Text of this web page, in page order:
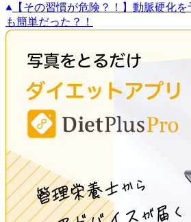
【その習慣が危険？！】動脈硬化
も簡単だった？！